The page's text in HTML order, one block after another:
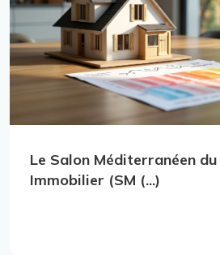
Le Salon Méditerranéen
Immobilier (SM (...)